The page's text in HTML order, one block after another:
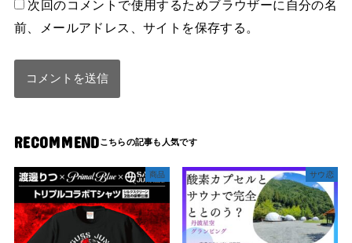
次回のコメントで使用するためブラウザーに自分の名
前、メールアドレス、サイトを保存する。
RECOMMEND
商品 サウ恋